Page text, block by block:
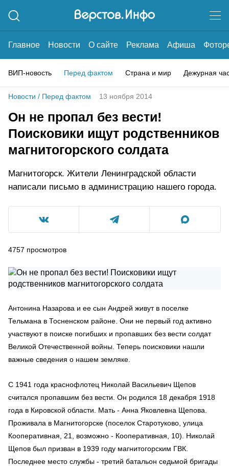
Главное Новости О сайте Реклама Афиша
ВИП-новость Перед фактом Страна и мир Дежурная
Новости / Перед фактом 13 ноября 2014
Он не пропал без вести!
Поисковики ищут родственников
магнитогорского солдата
Магнитогорск. Жители Ленинградской области
написали письмо в администрацию нашего города.
4757 просмотров
Антонина Назарова и ее сын Андрей живут в поселке
Тельмана в Тосненском районе. Они не первый год активно
участвуют в поиске погибших и пропавших без вести солдат
Великой Отечественной войны. Теперь поисковики нашли
важные сведения о нашем земляке.
С 1941 года краснофлотец Николай Васильевич Щепов
считался пропавшим без вести. Он родился 18 декабря 1918
года в Кировской области. Мать - Анна Яковлевна Щепова.
Проживала в Магнитогорске (поселок Старотуково, улица
Кооперативная, 21, возможно - Кооперативная, 10). Николай
Щепов был призван в 1939 году магнитогорским ГВК.
Последнее место службы - третий батальон седьмой бригады